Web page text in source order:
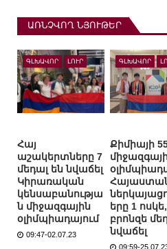
ԱՌՆՉՎՈՂ ՆՅՈՒԹԵՐ
ԳԼԽԱՎՈՐ ԼՈՒՐ
Հայ
աշակերտները 7
մեդալ են նվաճել
Կիրառական
կենսաբանությա
ն միջազգային
օլիմպիադայում
09:47-02.07.23
ԳԼԽԱՎՈՐ
Քիմիայի
երը 1
բրոնզե
նվաճել
09:59-